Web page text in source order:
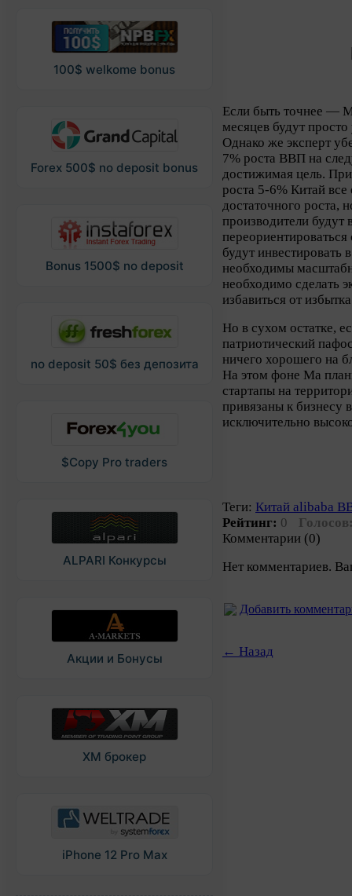
100$ welkome bonus
Forex 500$ no deposit bonus
Bonus 1500$ no deposit
no deposit 50$ без депозита
$Copy Pro traders
ALPARI Конкурсы
Акции и Бонусы
XM брокер
iPhone 12 Pro Max
Если быть точнее —
месяцев будут
Однако же эксперт
7% роста ВВП на
достижимая цель.
роста 5-6% Китай
достаточного роста,
производители будут
переориентироваться
будут инвестировать
необходимы
необходимо сделать
избавиться от
Но в сухом остатке,
патриотический
ничего хорошего на
На этом фоне Ма
стартапы на
привязаны к бизнесу
исключительно
Теги: Китай alibaba
Рейтинг: 0
Комментарии (0)
Нет комментариев.
Добавить
← Назад